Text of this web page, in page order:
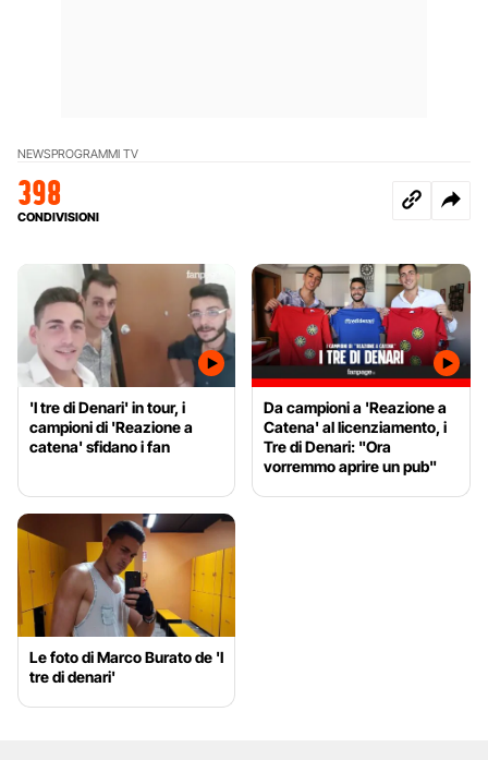
NEWSPROGRAMMI TV
398
CONDIVISIONI
'I tre di Denari' in tour, i
campioni di 'Reazione a
catena' sfidano i fan
Da campioni a 'Reazione a
Catena' al licenziamento, i
Tre di Denari: "Ora
vorremmo aprire un pub"
Le foto di Marco Burato de 'I
tre di denari'